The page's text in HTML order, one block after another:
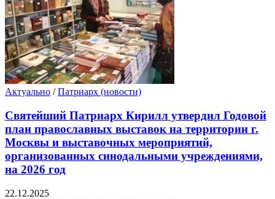
Актуально /Патриарх (новости)
Святейший Патриарх Кирилл утвердил Годовой
план православных выставок на территории г.
Москвы и выставочных мероприятий,
организованных синодальными учреждениями,
на 2026 год
22.12.2025